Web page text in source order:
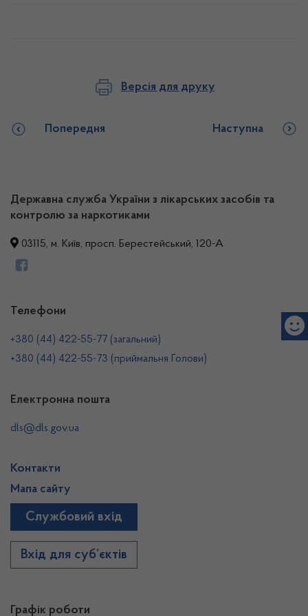
Версія для друку
Попередня Наступна
Державна служба України з лікарських засобів та
контролю за наркотиками
03115, м. Київ, просп. Берестейський, 120-А
Графік роботи
Телефони
+380 (44) 422-55-77 (загальний)
+380 (44) 422-55-73 (приймальня Голови)
Електронна пошта
dls@dls.gov.ua
Контакти
Мапа сайту
Службовий вхід
Вхід для суб’єктів